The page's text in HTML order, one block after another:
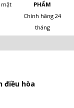
mật
PHẨM
Chính hãng 24
tháng
điều hòa